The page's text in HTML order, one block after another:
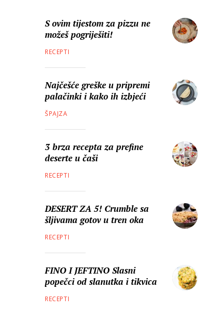
S ovim tijestom za pizzu ne
možeš pogriješiti!
RECEPTI
Najčešće greške u pripremi
palačinki i kako ih izbjeći
ŠPAJZA
3 brza recepta za prefine
deserte u čaši
RECEPTI
DESERT ZA 5! Crumble sa
šljivama gotov u tren oka
RECEPTI
FINO I JEFTINO Slasni
popečci od slanutka i tikvica
RECEPTI